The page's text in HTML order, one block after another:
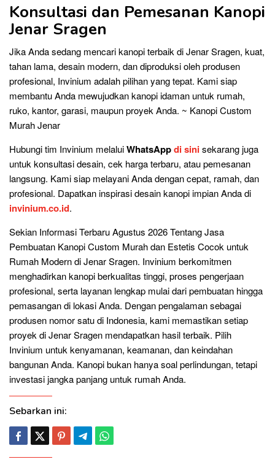
Konsultasi dan Pemesanan Kanopi
Jenar Sragen
Jika Anda sedang mencari kanopi terbaik di Jenar Sragen, kuat,
tahan lama, desain modern, dan diproduksi oleh produsen
profesional, Invinium adalah pilihan yang tepat. Kami siap
membantu Anda mewujudkan kanopi idaman untuk rumah,
ruko, kantor, garasi, maupun proyek Anda. ~ Kanopi Custom
Murah Jenar
Hubungi tim Invinium melaluiWhatsAppdi sinisekarang juga
untuk konsultasi desain, cek harga terbaru, atau pemesanan
langsung. Kami siap melayani Anda dengan cepat, ramah, dan
profesional. Dapatkan inspirasi desain kanopi impian Anda di
invinium.co.id.
Sekian Informasi Terbaru Agustus 2026 Tentang Jasa
Pembuatan Kanopi Custom Murah dan Estetis Cocok untuk
Rumah Modern di Jenar Sragen. Invinium berkomitmen
menghadirkan kanopi berkualitas tinggi, proses pengerjaan
profesional, serta layanan lengkap mulai dari pembuatan hingga
pemasangan di lokasi Anda. Dengan pengalaman sebagai
produsen nomor satu di Indonesia, kami memastikan setiap
proyek di Jenar Sragen mendapatkan hasil terbaik. Pilih
Invinium untuk kenyamanan, keamanan, dan keindahan
bangunan Anda. Kanopi bukan hanya soal perlindungan, tetapi
investasi jangka panjang untuk rumah Anda.
Sebarkan ini: